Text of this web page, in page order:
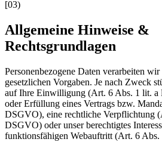
[03)
Allgemeine Hinweise &
Rechtsgrundlagen
Personenbezogene Daten verarbeiten
gesetzlichen Vorgaben. Je nach Zweck
auf Ihre Einwilligung (Art. 6 Abs. 1 lit. a
oder Erfüllung eines Vertrags bzw.
DSGVO), eine rechtliche Verpflichtung
DSGVO) oder unser berechtigtes
funktionsfähigen Webauftritt (Art. 6